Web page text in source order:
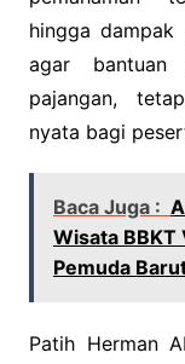
hingga dampak
agar bantuan
pajangan,
nyata bagi
Baca Juga :
Wisata BBKT
Pemuda
Patih Herman